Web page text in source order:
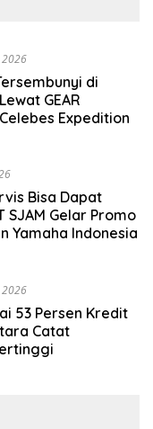
2026
di
GEAR
Celebes Expedition
Bisa Dapat
SJAM Gelar Promo
Yamaha Indonesia
2026
53 Persen Kredit
Catat